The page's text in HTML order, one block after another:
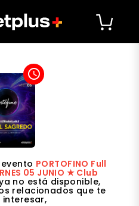
access_time
PORTOFINO Full
05 JUNIO ★ Club
no está disponible,
relacionados que te
interesar,